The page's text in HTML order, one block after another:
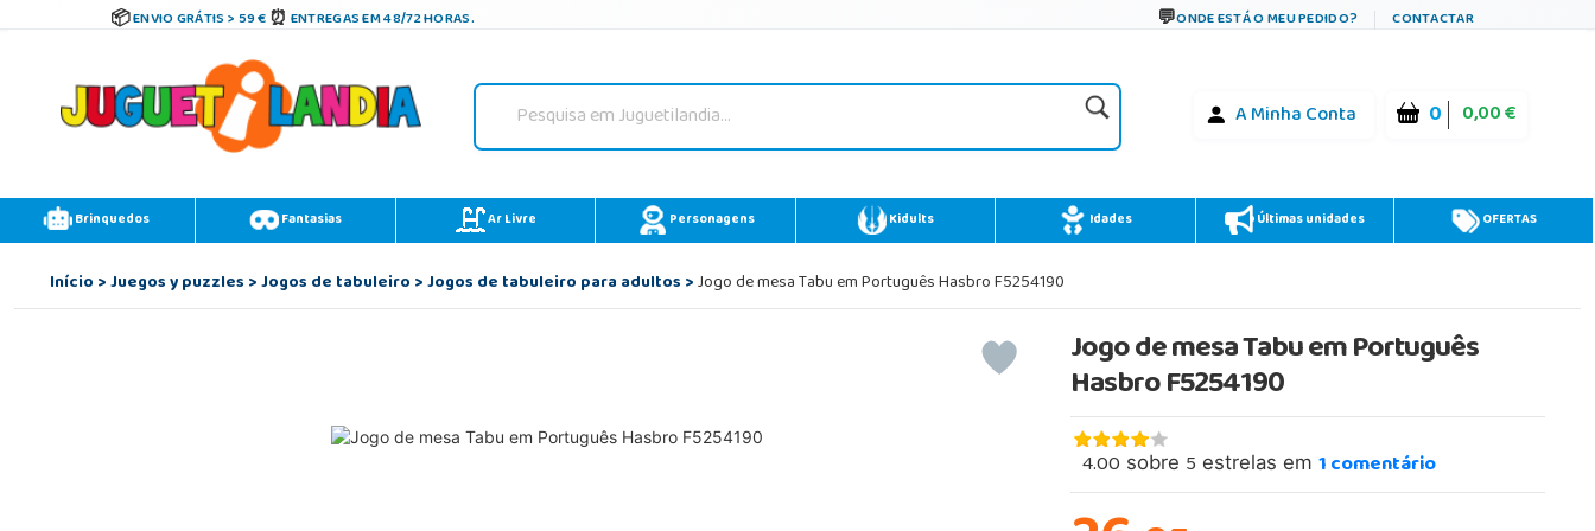
ENVIO GRÁTIS > 59 € ENTREGAS EM 48/72 HORAS. ONDE ESTÁ O MEU PEDIDO? CONTACTAR
A Minha Conta 0 0,00 €
Brinquedos Fantasias Ar Livre Personagens Kidults Idades Últimas unidades OFERTAS
Início>Juegos y puzzles>Jogos de tabuleiro>Jogos de tabuleiro para adultos>Jogo de mesa Tabu em Português Hasbro F5254190
Jogo de mesa Tabu em Português
Hasbro F5254190
4.00 sobre 5 estrelas em1comentário